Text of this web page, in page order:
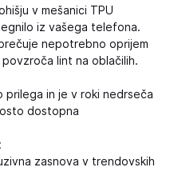
v mešanici TPU
iz vašega telefona.
nepotrebno oprijem
lint na oblačilih.
prilega in je v roki nedrseča
dostopna
zasnova v trendovskih